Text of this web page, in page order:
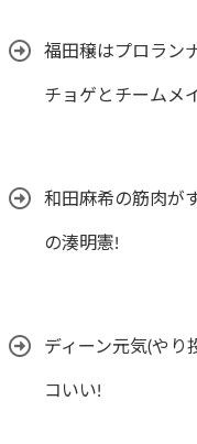
福田穣はプロラン
チョゲとチームメ
和田麻希の筋肉が
の湊明憲!
ディーン元気(やり
コいい!